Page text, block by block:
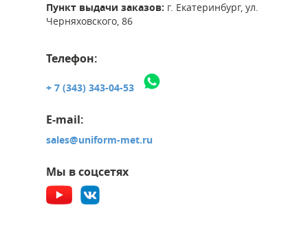
Пункт выдачи заказов: г. Екатеринбург, ул.
Черняховского, 86
Телефон:
+ 7 (343) 343-04-53
E-mail:
sales@uniform-met.ru
Мы в соцсетях